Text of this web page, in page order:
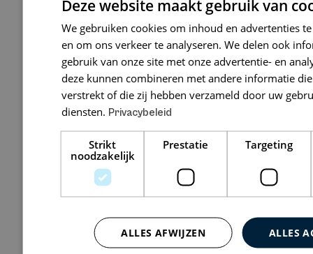
Adviseurs
Agro Business
WAGENINGEN
Bekijk 0 vacatures
Deze website maakt gebruik van
We gebruiken cookies om inhoud en advertenties
en om ons verkeer te analyseren. We delen ook
gebruik van onze site met onze advertentie- en
deze kunnen combineren met andere informatie
verstrekt of die zij hebben verzameld door uw
diensten. Privacybeleid
Strikt
noodzakelijk
Prestatie Targeting
ALLES
ALLES AFWIJZEN